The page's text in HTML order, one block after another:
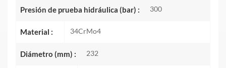
Presión de prueba hidráulica (bar) : 300
Material : 34CrMo4
Diámetro (mm) : 232